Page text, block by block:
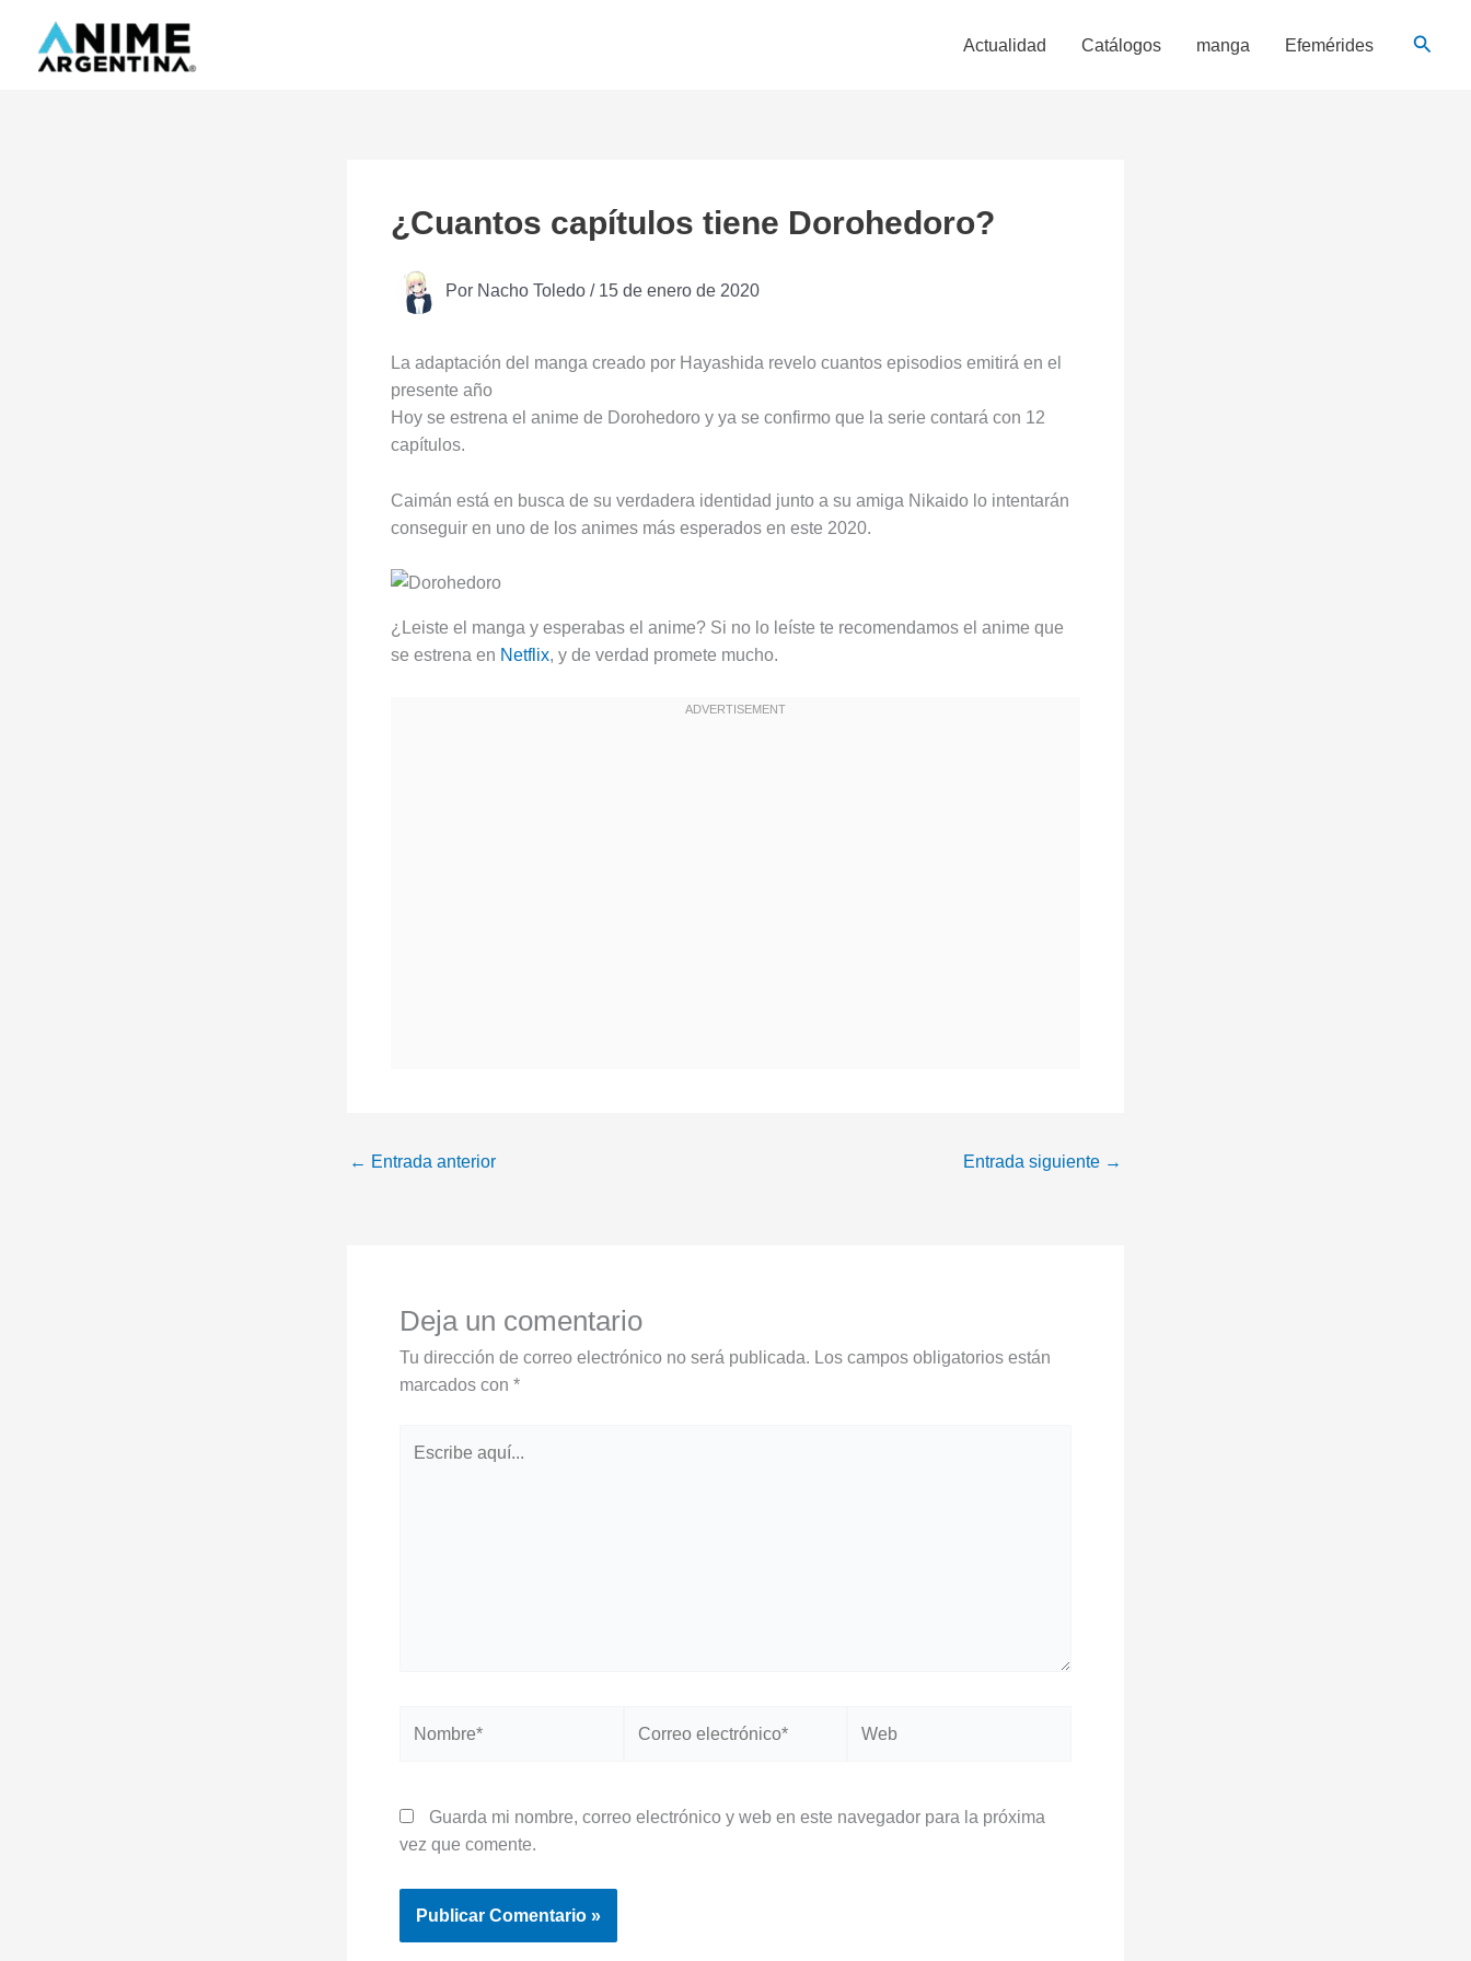
contenido
Actualidad Catálogos manga Efemérides
¿Cuantos capítulos tiene Dorohedoro?
Por Nacho Toledo / 15 de enero de 2020
La adaptación del manga creado por Hayashida revelo cuantos episodios emitirá en el
presente año
Hoy se estrena el anime de Dorohedoro y ya se confirmo que la serie contará con 12
capítulos.
Caimán está en busca de su verdadera identidad junto a su amiga Nikaido lo intentarán
conseguir en uno de los animes más esperados en este 2020.
¿Leiste el manga y esperabas el anime? Si no lo leíste te recomendamos el anime que
se estrena en Netflix, y de verdad promete mucho.
← Entrada anterior Entrada siguiente →
Deja un comentario
Tu dirección de correo electrónico no será publicada. Los campos obligatorios están
marcados con *
aquí...
electrónico*
Guarda mi nombre, correo electrónico y web en este navegador para la próxima
vez que comente.